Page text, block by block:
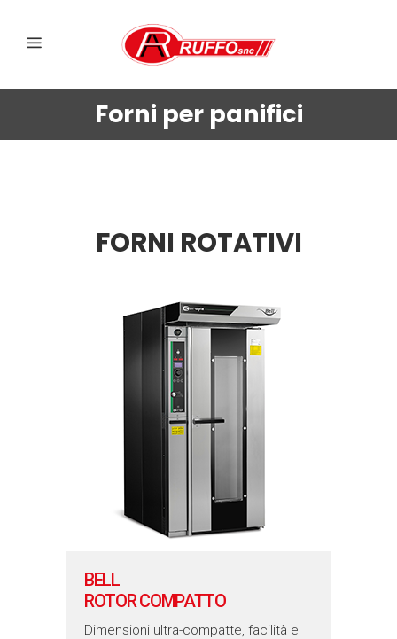
Forni per panifici
FORNI ROTATIVI
BELL
ROTOR COMPATTO
Dimensioni ultra-compatte, facilità e